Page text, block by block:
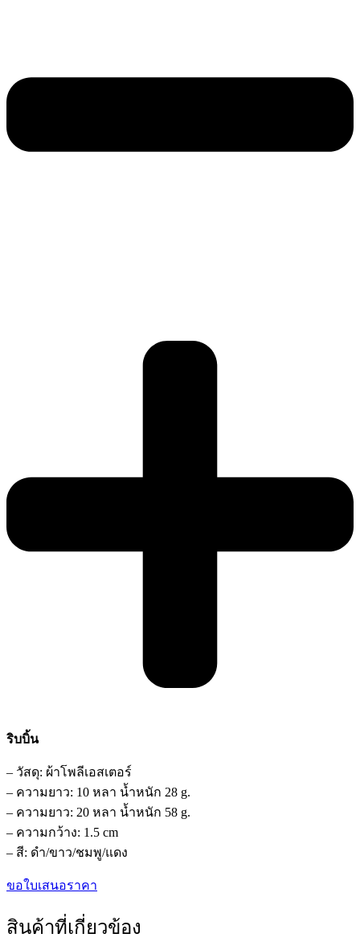
ริบบิ้น
– วัสดุ: ผ้าโพลีเอสเตอร์
– ความยาว: 10 หลา น้ำหนัก 28 g.
– ความยาว: 20 หลา น้ำหนัก 58 g.
– ความกว้าง: 1.5 cm
– สี: ดำ/ขาว/ชมพู/แดง
ขอใบเสนอราคา
สินค้าที่เกี่ยวข้อง